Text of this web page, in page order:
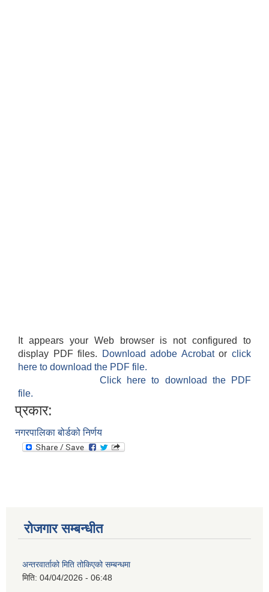
It appears your Web browser is not configured to
display PDF files.
Download adobe Acrobatorclick
here to download the PDF file.
Click here to download the PDF
file.
प्रकार:
नगरपालिका बोर्डको निर्णय
रोजगार सम्बन्धीत
अन्तरवार्ताको मिति तोकिएको सम्बन्धमा
मिति: 04/04/2026 - 06:48